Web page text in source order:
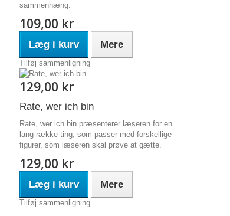
sammenhæng.
109,00 kr
Læg i kurv Mere
Tilføj sammenligning
129,00 kr
Rate, wer ich bin
Rate, wer ich bin præsenterer læseren for en
lang række ting, som passer med forskellige
figurer, som læseren skal prøve at gætte.
129,00 kr
Læg i kurv Mere
Tilføj sammenligning